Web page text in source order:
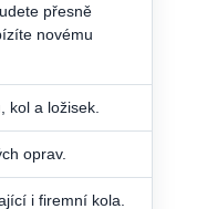
přesně
novému
kol a ložisek.
oprav.
i firemní kola.